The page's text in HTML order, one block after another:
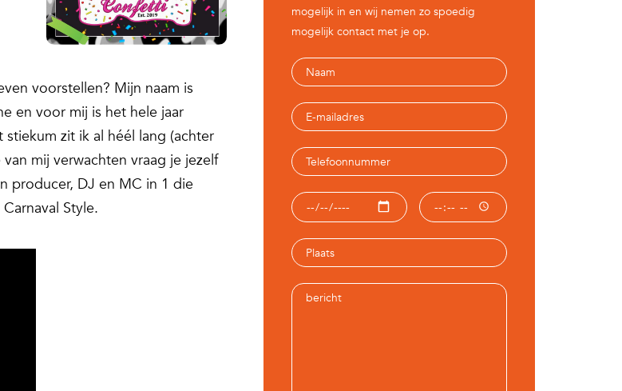
voorstellen? Mijn naam is
en voor mij is het hele jaar
zit ik al héél lang (achter
mij verwachten vraag je jezelf
producer, DJ en MC in 1 die
Style.
mogelijk in en wij nemen zo spoedig
mogelijk contact met je op.